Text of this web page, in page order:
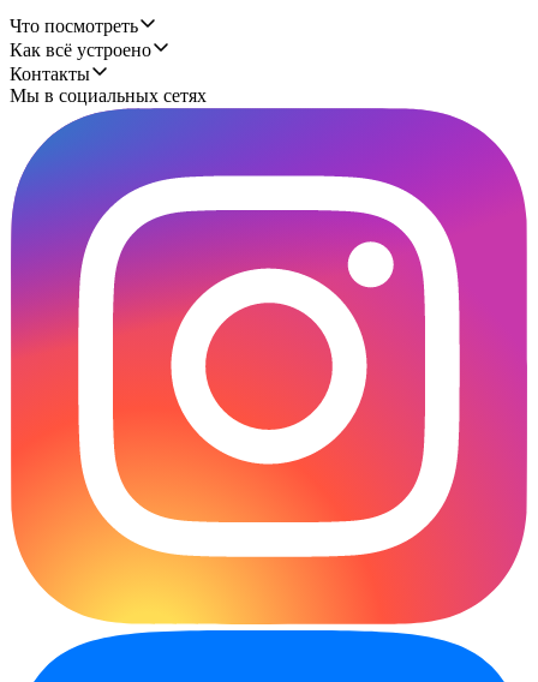
Что посмотреть
Как всё устроено
Контакты
Мы в социальных сетях